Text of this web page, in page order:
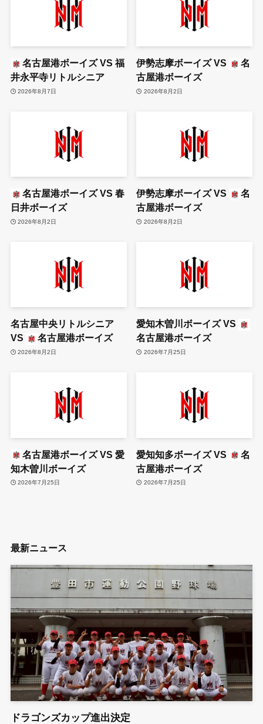
名古屋港ボーイズVS 福
井永平寺リトルシニア
2026年8月7日
伊勢志摩ボーイズVS
名
古屋港ボーイズ
2026年8月2日
名古屋港ボーイズVS 春
日井ボーイズ
2026年8月2日
伊勢志摩ボーイズVS
名
古屋港ボーイズ
2026年8月2日
名古屋中央リトルシニア
VS
名古屋港ボーイズ
2026年8月2日
愛知木曽川ボーイズVS
名古屋港ボーイズ
2026年7月25日
名古屋港ボーイズVS 愛
知木曽川ボーイズ
2026年7月25日
愛知知多ボーイズVS
名
古屋港ボーイズ
2026年7月25日
最新ニュース
ドラゴンズカップ進出決定